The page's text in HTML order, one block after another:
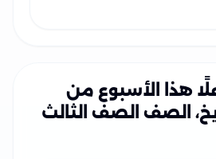
هذا الأسبوع من
الصف الصف الثالث